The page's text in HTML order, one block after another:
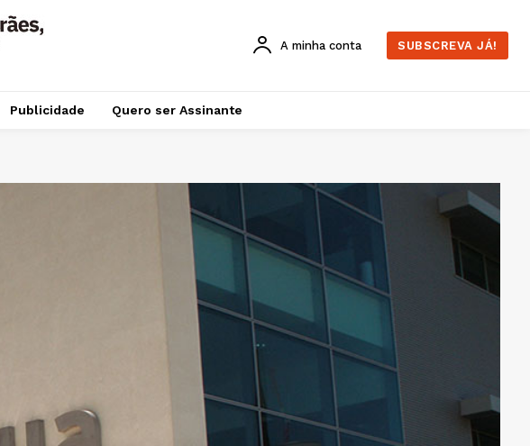
A minha conta SUBSCREVA JÁ!
Publicidade Quero ser Assinante